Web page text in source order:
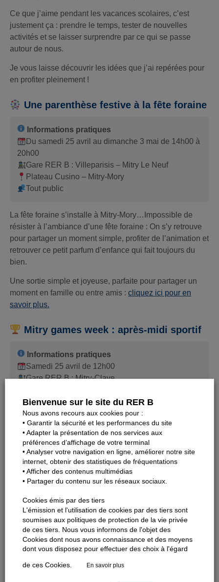
Ce que j’aime pendant les vacances scolaires, c’est
justement ça : prendre le temps, tester de nouvelles
activités et se laisser surprendre par ce qui se passe
autour de nous.
Je vous laisse découvrir les idées que j’ai repérées pour
en profiter pleinement !
Une parenthèse festive à la fête foraine
Informations pratiques
Du samedi 25 avril au dimanche 3 mai de 14h00 à
20h00
Gare RER B : Villeparisis – Mitry Le Neuf
Plateau Cusino – Mitry-Mory
Tout public
La fête foraine s’installe à Mitry-Mory…Impossible de
résister à l’ambiance d’une fête foraine : On s’y retrouve
pour partager un moment simple, profiter de l’animation et
retrouver ce petit parfum d’enfance qui fait toujours du
bien.
Une sortie simple et joyeuse, parfaite pour partager un
moment en famille ou entre amis : cliquez ici pour en
savoir plus.
Mitry games week : après-midi sportif
Informations pratiques
Samedi 25 avril de 12h00
Gare RER B : Mitry-Claye
Mory
Envie de bouger tout en vous amusant ? Cet après-midi
organisé dans le cadre de la Mitry Games Week promet
un bon mélange de sport, convivialité et défis.
Au programme : tournois sportifs, karting en extérieur et
barbecue pour profiter pleinement de l’événement dans
Que vous soyez joueur, compétiteur ou simplement
curieux, c’est l’occasion idéale de participer, tester et
partager un moment entre amis ou en famille.
Bienvenue sur le site du RER B
Nous avons recours aux cookies pour :
• Garantir la sécurité et les performances du site
• Adapter la présentation de nos services aux
préférences d’affichage de votre terminal
• Analyser votre navigation en ligne, améliorer notre site
internet, obtenir des statistiques de fréquentations
• Afficher des contenus multimédias
• Partager du contenu sur les réseaux sociaux.
Cookies émis par des tiers
L'émission et l'utilisation de cookies par des tiers sont
soumises aux politiques de protection de la vie privée
de ces tiers. Nous vous informons de l'objet des
Cookies dont nous avons connaissance et des moyens
dont vous disposez pour effectuer des choix à l'égard
de ces Cookies. En savoir plus